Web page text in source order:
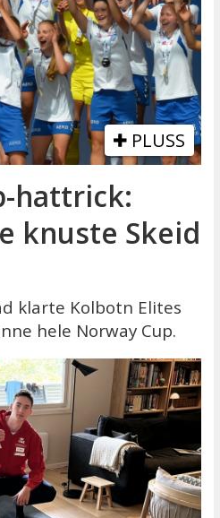
PLUSS
hattrick:
knuste Skeid
klarte Kolbotn Elites
hele Norway Cup.